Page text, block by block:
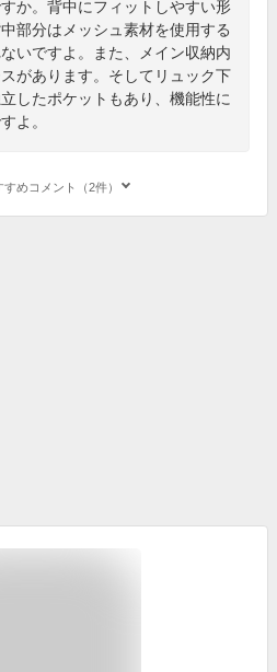
か。背中にフィットしやすい形
部分はメッシュ素材を使用する
いですよ。また、メイン収納内
があります。そしてリュック下
したポケットもあり、機能性に
よ。
めコメント（2件）